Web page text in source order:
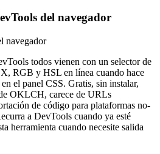
del navegador
navegador
todos vienen con un selector de
RGB y HSL en línea cuando hace
el panel CSS. Gratis, sin instalar,
OKLCH, carece de URLs
de código para plataformas no-
a DevTools cuando ya esté
herramienta cuando necesite salida